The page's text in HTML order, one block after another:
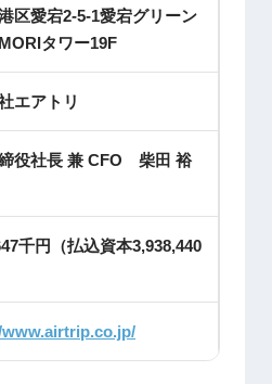
区愛宕2-5-1愛宕グリーン
タワー19F
エアトリ
役社長 兼 CFO 柴田 裕
千円（払込資本3,938,440